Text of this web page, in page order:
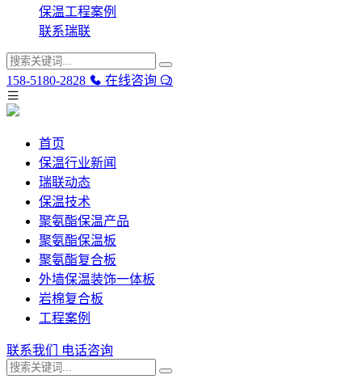
保温工程案例
联系瑞联
158-5180-2828 在线咨询
首页
保温行业新闻
瑞联动态
保温技术
聚氨酯保温产品
聚氨酯保温板
聚氨酯复合板
外墙保温装饰一体板
岩棉复合板
工程案例
联系我们 电话咨询